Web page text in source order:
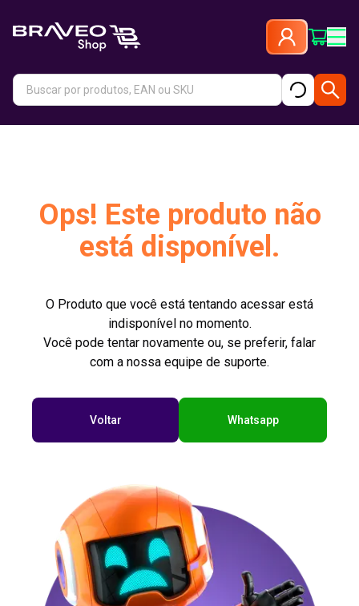
Ops! Este produto não
está disponível.
O Produto que você está tentando acessar está
indisponível no momento.
Você pode tentar novamente ou, se preferir, falar
com a nossa equipe de suporte.
Voltar Whatsapp